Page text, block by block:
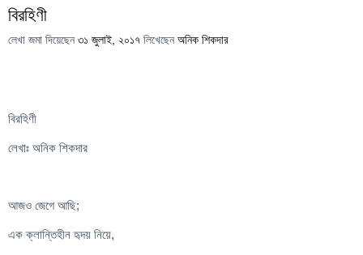
বিরহিণী
লেখা জমা দিয়েছেন ৩১ জুলাই, ২০১৭ লিখেছেন অনিক শিকদার
বিরহিণী
লেখাঃ অনিক শিকদার
আজও জেগে আছি;
এক ক্লান্তিহীন হৃদয় নিয়ে,